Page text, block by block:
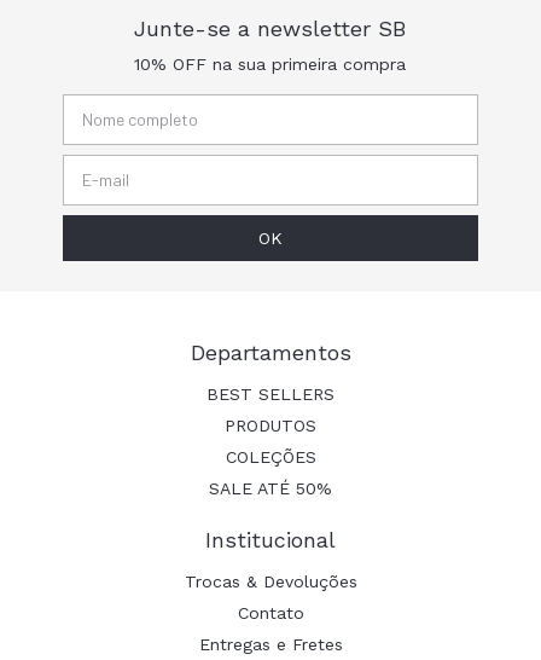
Junte-se a newsletter SB
10% OFF na sua primeira compra
Departamentos
BEST SELLERS
PRODUTOS
COLEÇÕES
SALE ATÉ 50%
Institucional
Trocas & Devoluções
Contato
Entregas e Fretes